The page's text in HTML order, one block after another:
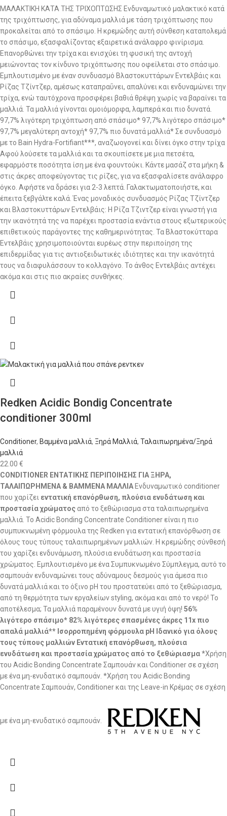
ΜΑΛΑΚΤΙΚΗ ΚΑΤΑ ΤΗΣ ΤΡΙΧΟΠΤΩΣΗΣ Ενδυναμωτικό μαλακτικό κατά
της τριχόπτωσης, για αδύναμα μαλλιά με τάση τριχόπτωσης που
προκαλείται από το σπάσιμο. Η κρεμώδης αυτή σύνθεση καταπολεμά
το σπάσιμο, εξασφαλίζοντας εξαιρετικά ανάλαφρο φινίρισμα.
Επανορθώνει την τρίχα και ενισχύει τη φυσική της αντοχή
μειώνοντας τον κίνδυνο τριχόπτωσης που οφείλεται στο σπάσιμο.
Εμπλουτισμένο με έναν συνδυασμό Βλαστοκυττάρων Εντελβάις και
Ρίζας Τζίντζερ, αμέσως καταπραΰνει, απαλύνει και ενδυναμώνει την
τρίχα, ενώ ταυτόχρονα προσφέρει βαθιά θρέψη χωρίς να βαραίνει τα
μαλλιά. Τα μαλλιά γίνονται ομοιόμορφα, λαμπερά και πιο δυνατά.
97,7% λιγότερη τριχόπτωση από σπάσιμο* 97,7% λιγότερο σπάσιμο*
97,7% μεγαλύτερη αντοχή* 97,7% πιο δυνατά μαλλιά* Σε συνδυασμό
με το Bain Hydra-Fortifiant***, αναζωογονεί και δίνει όγκο στην τρίχα
Αφού λούσετε τα μαλλιά και τα σκουπίσετε με μια πετσέτα,
εφαρμόστε ποσότητα ίση με ένα φουντούκι. Κάντε μασάζ στα μήκη &
στις άκρες αποφεύγοντας τις ρίζες, για να εξασφαλίσετε ανάλαφρο
όγκο. Αφήστε να δράσει για 2-3 λεπτά. Γαλακτωματοποιήστε, και
έπειτα ξεβγάλτε καλά. Ένας μοναδικός συνδυασμός Ρίζας Τζίντζερ
και Βλαστοκυττάρων Εντελβάις: Η Ρίζα Τζιντζερ είναι γνωστή για
την ικανότητά της να παρέχει προστασία ενάντια στους εξωτερικούς
επιθετικούς παράγοντες της καθημερινότητας. Τα Βλαστοκύτταρα
Εντελβάις χρησιμοποιούνται ευρέως στην περιποίηση της
επιδερμίδας για τις αντιοξειδωτικές ιδιότητες και την ικανότητά
τους να διαφυλάσσουν το κολλαγόνο. Το άνθος Εντελβάις αντέχει
ακόμα και στις πιο ακραίες συνθήκες.
Redken Acidic Bondig Concentrate
conditioner 300ml
Conditioner, Βαμμένα μαλλιά, Ξηρά Μαλλιά, Ταλαιπωρημένα/Ξηρά
μαλλιά
22.00 €
CONDITIONER ΕΝΤΑΤΙΚΗΣ ΠΕΡΙΠΟΙΗΣΗΣ ΓΙΑ ΞΗΡΑ,
ΤΑΛΑΙΠΩΡΗΜΕΝΑ & ΒΑΜΜΕΝΑ ΜΑΛΛΙΑ Ενδυναμωτικό conditioner
που χαρίζει εντατική επανόρθωση, πλούσια ενυδάτωση και
προστασία χρώματοςαπό το ξεθώριασμα στα ταλαιπωρημένα
μαλλιά. Το Acidic Bonding Concentrate Conditioner είναι η πιο
συμπυκνωμένη φόρμουλα της Redken για εντατική επανόρθωση σε
όλους τους τύπους ταλαιπωρημένων μαλλιών. Η κρεμώδης σύνθεσή
του χαρίζει ενδυνάμωση, πλούσια ενυδάτωση και προστασία
χρώματος. Εμπλουτισμένο με ένα Συμπυκνωμένο Σύμπλεγμα, αυτό το
σαμπουάν ενδυναμώνει τους αδύναμους δεσμούς για άμεσα πιο
δυνατά μαλλιά και το όξινο pH του προστατεύει από το ξεθώριασμα,
από τη θερμότητα των εργαλείων styling, ακόμα και από το νερό! Το
αποτέλεσμα; Τα μαλλιά παραμένουν δυνατά με υγιή όψη! 56%
λιγότερο σπάσιμο* 82% λιγότερες σπασμένες άκρες 11x πιο
απαλά μαλλιά** Ισορροπημένη φόρμουλα pH Ιδανικό για όλους
τους τύπους μαλλιών Εντατική επανόρθωση, πλούσια
ενυδάτωση και προστασία χρώματος από το ξεθώριασμα*Χρήση
του Acidic Bonding Concentrate Σαμπουάν και Conditioner σε σχέση
με ένα μη-ενυδατικό σαμπουάν. *Χρήση του Acidic Bonding
Concentrate Σαμπουάν, Conditioner και της Leave-in Κρέμας σε σχέση
με ένα μη-ενυδατικό σαμπουάν.